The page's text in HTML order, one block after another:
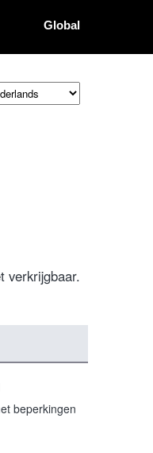
Global
verkrijgbaar.
beperkingen